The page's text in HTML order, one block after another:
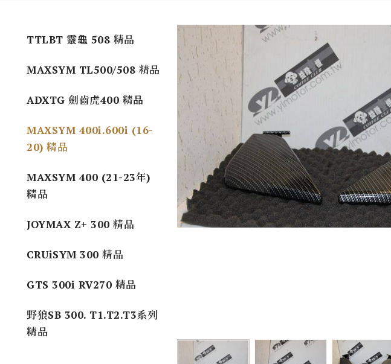
TTLBT 靈龜 508 精品
MAXSYM TL500/508 精品
ADXTG 劍齒虎400 精品
MAXSYM 400i.600i (16-
20) 精品
MAXSYM 400 (21-23年)
精品
JOYMAX Z+ 300 精品
CRUiSYM 300 精品
GTS 300i RV270 精品
野狼SB 300. T1.T2.T3系列
精品